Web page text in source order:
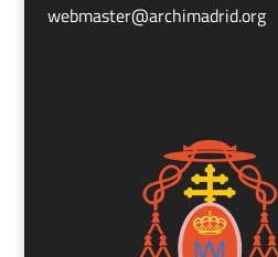
webmaster@archimadrid.org